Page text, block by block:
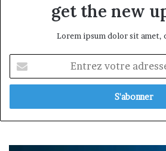
get the new
Lorem ipsum dolor sit amet,
votre
adresse